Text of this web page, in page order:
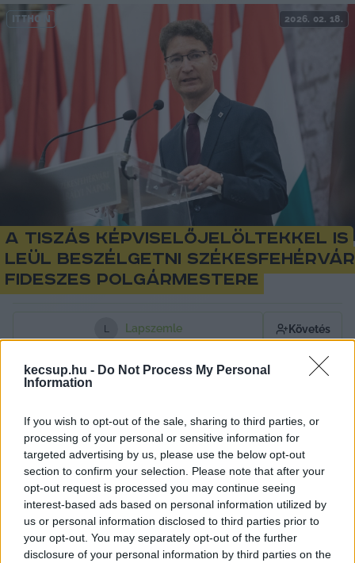
kecsup.hu - Do Not Process My Personal
Information
If you wish to opt-out of the sale, sharing to third parties, or
processing of your personal or sensitive information for
targeted advertising by us, please use the below opt-out
section to confirm your selection. Please note that after your
opt-out request is processed you may continue seeing
interest-based ads based on personal information utilized by
us or personal information disclosed to third parties prior to
your opt-out. You may separately opt-out of the further
disclosure of your personal information by third parties on the
ITTHON 2026. 02. 18.
A tiszás képviselőjelöltekkel is
leül beszélgetni Székesfehérvár
fideszes polgármestere
L Lapszemle Követés
perc
Cser-Palkovics András közölte, minden
képviselőjelöltet meg fog hívni a Városházára,
mert kíváncsi a programjukra, és szeretné, ha
beszélgetnének, és ők is beszélgetnének
egymással. Lapszemle.
A polgármester arról írt egy Facebook-posztban,